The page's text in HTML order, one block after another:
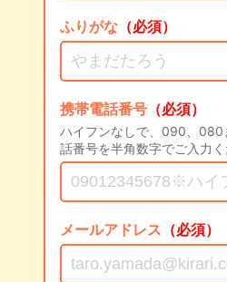
ふりがな （必須）
携帯電話番号 （必須）
ハイフンなしで、090、
話番号を半角数字でご入力く
メールアドレス （必須）